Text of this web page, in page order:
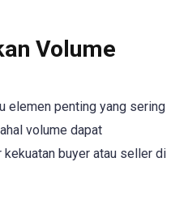
Volume
elemen penting yang sering
volume dapat
buyer atau seller di